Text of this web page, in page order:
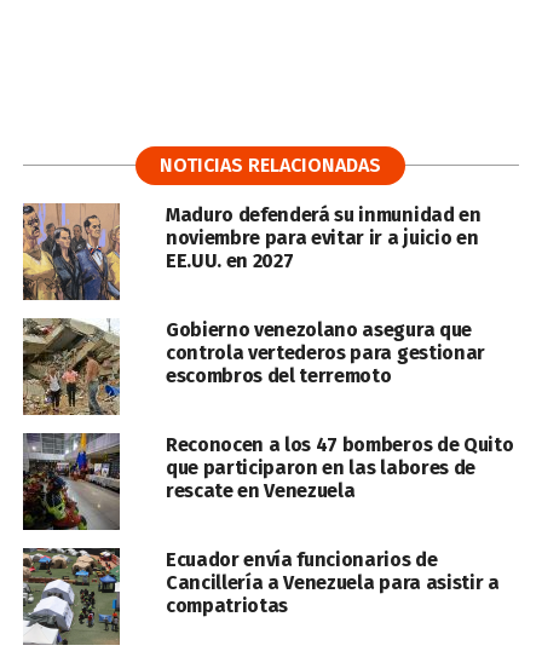
NOTICIAS RELACIONADAS
Maduro defenderá su inmunidad en
noviembre para evitar ir a juicio en
EE.UU. en 2027
Gobierno venezolano asegura que
controla vertederos para gestionar
escombros del terremoto
Reconocen a los 47 bomberos de Quito
que participaron en las labores de
rescate en Venezuela
Ecuador envía funcionarios de
Cancillería a Venezuela para asistir a
compatriotas